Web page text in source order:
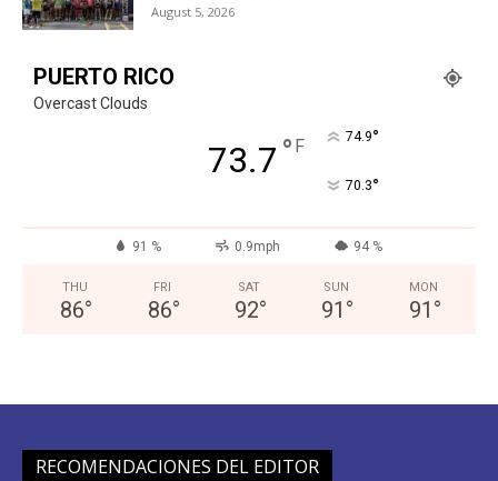
August 5, 2026
PUERTO RICO
Overcast Clouds
73.7 ° F 74.9°
70.3°
91 % 0.9mph 94 %
THU
86°
FRI
86°
SAT
92°
SUN
91 °
MON
91 °
RECOMENDACIONES DEL EDITOR